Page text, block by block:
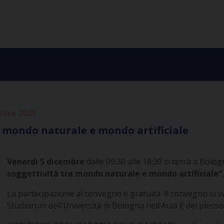
naturale e mondo artificiale
Venerdì 5 dicembre dalle 09:30 alle 18:30 si terrà a
soggettività tra mondo naturale e mondo artificiale”
La partecipazione al convegno è gratuita. Il convegno si
Studiorum dell’Università di Bologna nell’Aula E del